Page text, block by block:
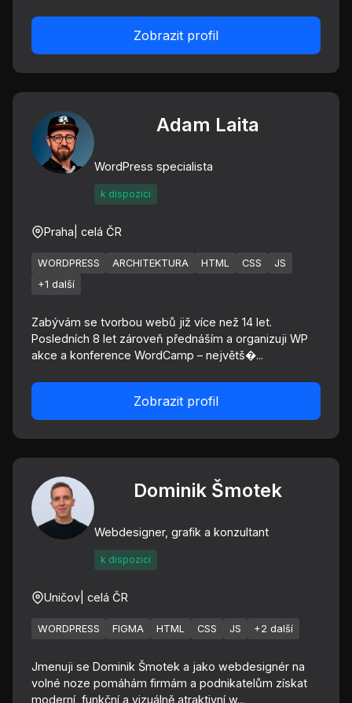
Zobrazit profil
Adam Laita
WordPress specialista
k dispozici
Praha | celá ČR
WORDPRESS ARCHITEKTURA HTML CSS
JS
+1 další
Zabývám se tvorbou webů již více než 14 let.
Posledních 8 let zároveň přednáším a organizuji WP
akce a konference WordCamp – největš�...
Zobrazit profil
Dominik Šmotek
Webdesigner, grafik a konzultant
k dispozici
Uničov | celá ČR
WORDPRESS FIGMA HTML CSS JS +2 další
Jmenuji se Dominik Šmotek a jako webdesignér na
volné noze pomáhám firmám a podnikatelům získat
moderní, funkční a vizuálně atraktivní w...